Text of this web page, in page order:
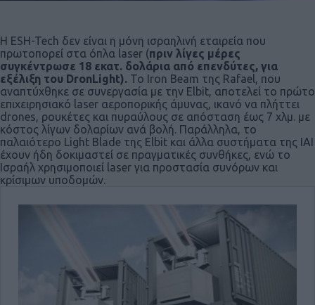
Η ESH-Tech δεν είναι η μόνη ισραηλινή εταιρεία που
πρωτοπορεί στα όπλα laser (πριν λίγες μέρες
συγκέντρωσε 18 εκατ. δολάρια από επενδύτες, για
εξέλιξη του DronLight). Το Iron Beam της Rafael, που
αναπτύχθηκε σε συνεργασία με την Elbit, αποτελεί το πρώτο
επιχειρησιακό laser αεροπορικής άμυνας, ικανό να πλήττει
drones, ρουκέτες και πυραύλους σε απόσταση έως 7 χλμ. με
κόστος λίγων δολαρίων ανά βολή. Παράλληλα, το
παλαιότερο Light Blade της Elbit και άλλα συστήματα της IAI
έχουν ήδη δοκιμαστεί σε πραγματικές συνθήκες, ενώ το
Ισραήλ χρησιμοποιεί laser για προστασία συνόρων και
κρίσιμων υποδομών.